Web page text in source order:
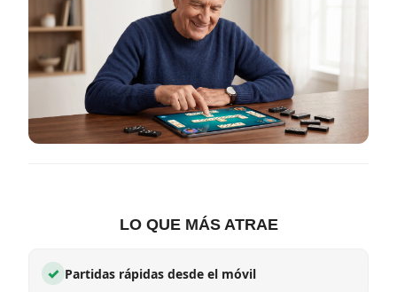
LO QUE MÁS ATRAE
✓ Partidas rápidas desde el móvil